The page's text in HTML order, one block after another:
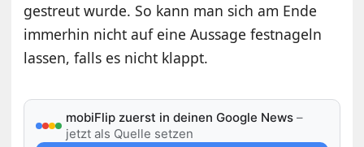
gestreut wurde. So kann man sich am Ende
immerhin nicht auf eine Aussage festnageln
lassen, falls es nicht klappt.
mobiFlip zuerst in deinen Google News –
jetzt als Quelle setzen